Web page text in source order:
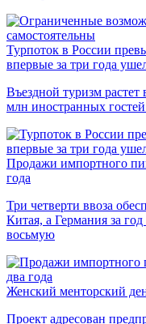
Турпоток в России
впервые за три года
Въездной туризм
млн иностранных гостей
Продажи импортного
года
Три четверти ввоза
Китая, а Германия за
восьмую
Женский менторский
Проект адресован